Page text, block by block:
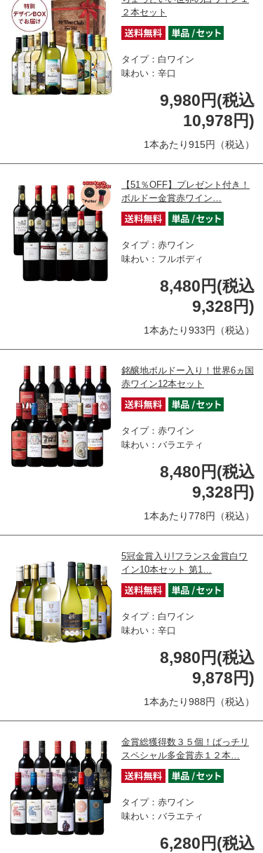
２本セット
タイプ：白ワイン
味わい：辛口
9,980円(税込
10,978円)
1本あたり915円（税込）
【51％OFF】プレゼント付き！
ボルドー金賞赤ワイン…
タイプ：赤ワイン
味わい：フルボディ
8,480円(税込
9,328円)
1本あたり933円（税込）
銘醸地ボルドー入り！世界6ヵ国
赤ワイン12本セット
タイプ：赤ワイン
味わい：バラエティ
8,480円(税込
9,328円)
1本あたり778円（税込）
5冠金賞入り!フランス金賞白ワ
イン10本セット 第1…
タイプ：白ワイン
味わい：辛口
8,980円(税込
9,878円)
1本あたり988円（税込）
金賞総獲得数３５個！ばっチリ
スペシャル多金賞赤１２本…
タイプ：赤ワイン
味わい：バラエティ
6,280円(税込